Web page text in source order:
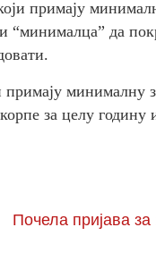
примају
“минималца” да
минималну
за целу годину
Почела пријава